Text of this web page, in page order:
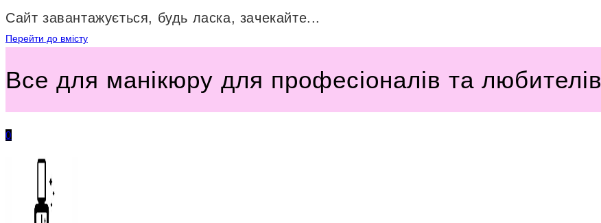
Сайт завантажується, будь ласка, зачекайте...
Перейти до вмісту
Все для манікюру для професіоналів та любителів
0